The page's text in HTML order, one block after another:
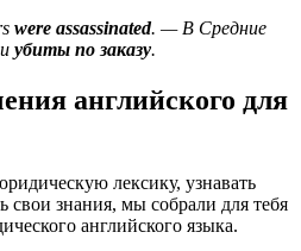
were assassinated. — В Средние
убиты по заказу.
английского для
лексику, узнавать
свои знания, мы собрали для тебя
английского языка.